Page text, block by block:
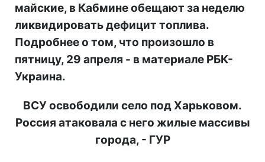
майские, в Кабмине обещают за неделю
ликвидировать дефицит топлива.
Подробнее о том, что произошло в
пятницу, 29 апреля - в материале РБК-
Украина.
ВСУ освободили село под Харьковом.
Россия атаковала с него жилые массивы
города, - ГУР